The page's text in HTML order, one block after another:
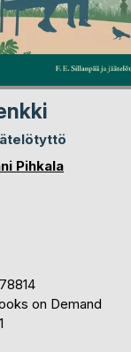
Pihkala
on Demand